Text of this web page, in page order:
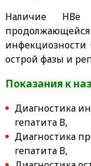
Наличие НВе
инфекциозности
острой фазы и
Показания к
Диагностика
гепатита В,
Диагностика
гепатита В,